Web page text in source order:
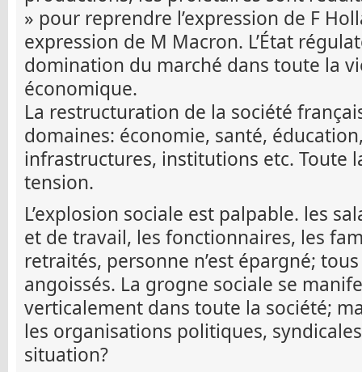
» pour reprendre l’expression de F
expression de M Macron. L’État
domination du marché dans toute la
économique.
La restructuration de la société
domaines: économie, santé,
infrastructures, institutions etc. Toute
tension.
L’explosion sociale est palpable. les
et de travail, les fonctionnaires, les
retraités, personne n’est épargné;
angoissés. La grogne sociale se
verticalement dans toute la société;
les organisations politiques,
situation?